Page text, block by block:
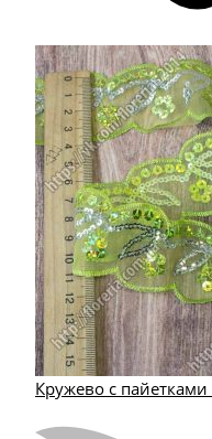
Кружево с